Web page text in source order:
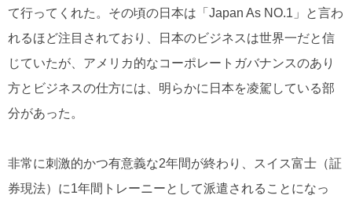
て行ってくれた。その頃の日本は「Japan As NO.1」と言わ
れるほど注目されており、日本のビジネスは世界一だと信
じていたが、アメリカ的なコーポレートガバナンスのあり
方とビジネスの仕方には、明らかに日本を凌駕している部
分があった。
非常に刺激的かつ有意義な2年間が終わり、スイス富士（証
券現法）に1年間トレーニーとして派遣されることになっ